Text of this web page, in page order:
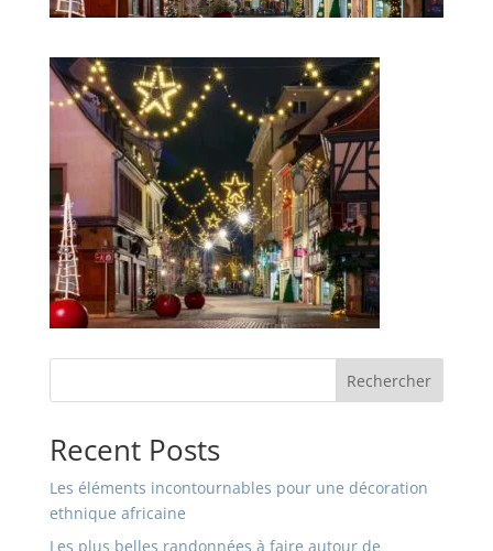
Rechercher
Recent Posts
Les éléments incontournables pour une décoration
ethnique africaine
Les plus belles randonnées à faire autour de